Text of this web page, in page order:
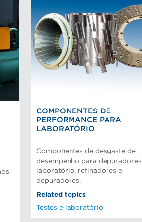
COMPONENTES DE
PERFORMANCE PARA
LABORATÓRIO
Componentes de desgaste de
desempenho para
laboratório, refinadores e
depuradores.
Related topics
Testes e laboratório